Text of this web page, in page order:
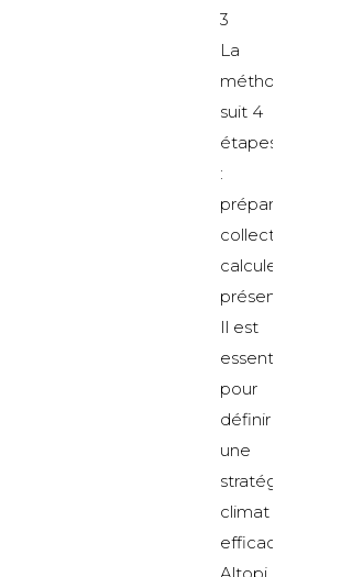
3
La
méthodologie
suit 4
étapes
:
préparer,
collecter,
calculer,
présenter
Il est
essentiel
pour
définir
une
stratégie
climat
efficace